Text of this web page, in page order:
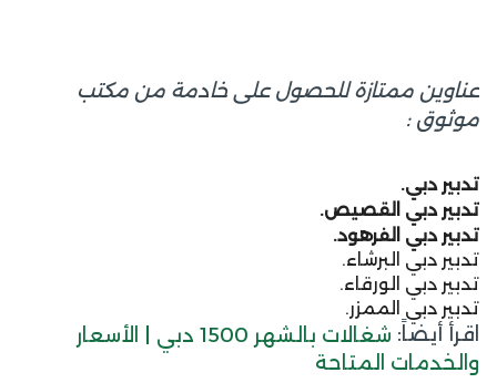
عناوين ممتازة للحصول على خادمة من مكتب
موثوق :
تدبير دبي.
تدبير دبي القصيص.
تدبير دبي الفرهود.
تدبير دبي البرشاء.
تدبير دبي الورقاء.
تدبير دبي الممزر.
اقرأ أيضاً:
شغالات بالشهر 1500 دبي | الأسعار
والخدمات المتاحة